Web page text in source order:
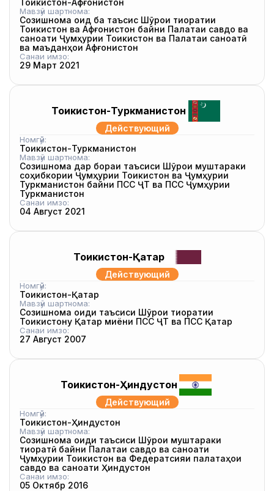
Тоҷикистон-Афғонистон
Мавзӯи шартнома:
Созишнома оид ба таъсис Шӯрои тиҷоратии
Тоҷикистон ва Афғонистон байни Палатаи савдо ва
саноати Ҷумҳурии Тоҷикистон ва Палатаи саноатӣ
ва маъданҳои Афғонистон
Санаи имзо:
29 Март 2021
Тоҷикистон-Туркманистон
Действующий
Номгӯй:
Тоҷикистон-Туркманистон
Мавзӯи шартнома:
Созишнома дар бораи таъсиси Шӯрои муштараки
соҳибкории Ҷумҳурии Тоҷикистон ва Ҷумҳурии
Туркманистон байни ПСС ҶТ ва ПСС Ҷумҳурии
Туркманистон
Санаи имзо:
04 Август 2021
Тоҷикистон-Қатар
Действующий
Номгӯй:
Тоҷикистон-Қатар
Мавзӯи шартнома:
Созишнома оиди таъсиси Шӯрои тиҷоратии
Тоҷикистону Қатар миёни ПСС ҶТ ва ПСС Қатар
Санаи имзо:
27 Август 2007
Тоҷикистон-Ҳиндустон
Действующий
Номгӯй:
Тоҷикистон-Ҳиндустон
Мавзӯи шартнома:
Созишнома оиди таъсиси Шӯрои муштараки
тиҷоратӣ байни Палатаи савдо ва саноати
Ҷумҳурии Тоҷикистон ва Федератсияи палатаҳои
савдо ва саноати Ҳиндустон
Санаи имзо:
05 Октябр 2016